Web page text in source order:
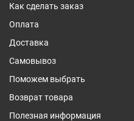
Как сделать заказ
Оплата
Доставка
Самовывоз
Поможем выбрать
Возврат товара
Полезная информация